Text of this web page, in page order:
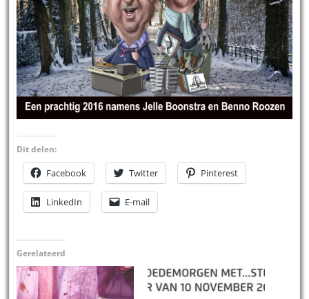
Dit delen:
Facebook Twitter Pinterest
LinkedIn E-mail
Gerelateerd